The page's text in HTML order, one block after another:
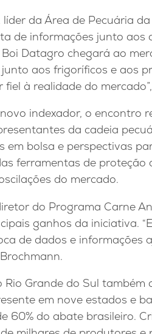
da Área de Pecuária
de informações junto aos
Datagro chegará ao
aos frigoríficos e aos
à realidade do
indexador, o encontro
da cadeia
em bolsa e perspectivas
ferramentas de proteção
do mercado.
do Programa Carne
ganhos da iniciativa.
de dados e informações
Grande do Sul
em nove estados e
60% do abate brasileiro.